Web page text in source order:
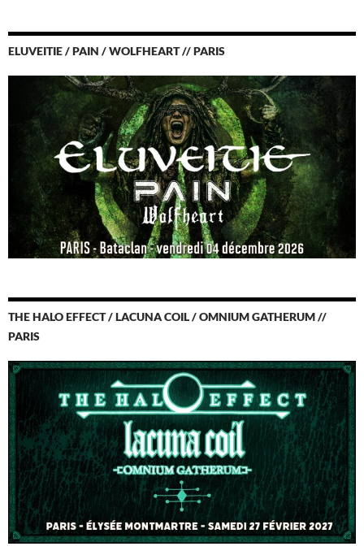
ELUVEITIE / PAIN / WOLFHEART // PARIS
THE HALO EFFECT / LACUNA COIL / OMNIUM GATHERUM //
PARIS